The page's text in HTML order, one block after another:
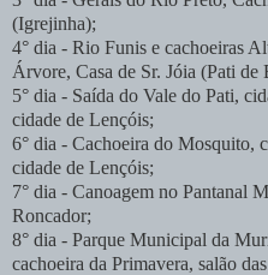
(Igrejinha);
4° dia - Rio Funis e cachoeiras
Árvore, Casa de Sr. Jóia (Pati de
5° dia - Saída do Vale do Pati,
cidade de Lençóis;
6° dia - Cachoeira do Mosquito,
cidade de Lençóis;
7° dia - Canoagem no Pantanal
Roncador;
8° dia - Parque Municipal da
cachoeira da Primavera, salão